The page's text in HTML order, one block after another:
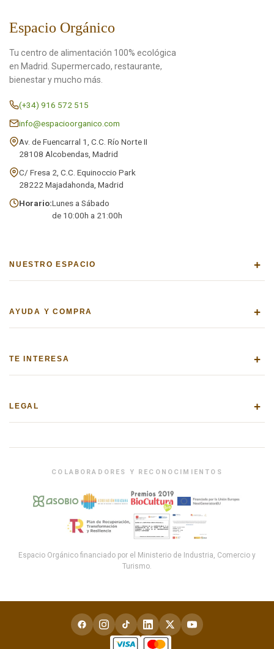
Espacio Orgánico
Tu centro de alimentación 100% ecológica
en Madrid. Supermercado, restaurante,
bienestar y mucho más.
(+34) 916 572 515
info@espacioorganico.com
Av. de Fuencarral 1, C.C. Río Norte II
28108 Alcobendas, Madrid
C/ Fresa 2, C.C. Equinoccio Park
28222 Majadahonda, Madrid
Horario:Lunes a Sábado
de 10:00h a 21:00h
NUESTRO ESPACIO +
AYUDA Y COMPRA +
TE INTERESA +
LEGAL +
COLABORADORES Y RECONOCIMIENTOS
Espacio Orgánico financiado por el Ministerio de Industria, Comercio y
Turismo.